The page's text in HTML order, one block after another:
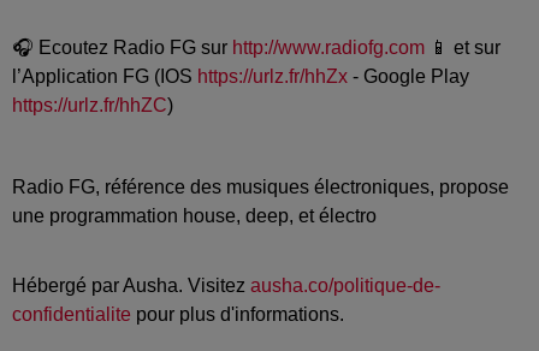
🎧 Ecoutez Radio FG sur http://www.radiofg.com 📱 et sur
l’Application FG (IOS https://urlz.fr/hhZx - Google Play
https://urlz.fr/hhZC)
Radio FG, référence des musiques électroniques, propose
une programmation house, deep, et électro
Hébergé par Ausha. Visitez ausha.co/politique-de-
confidentialite pour plus d'informations.